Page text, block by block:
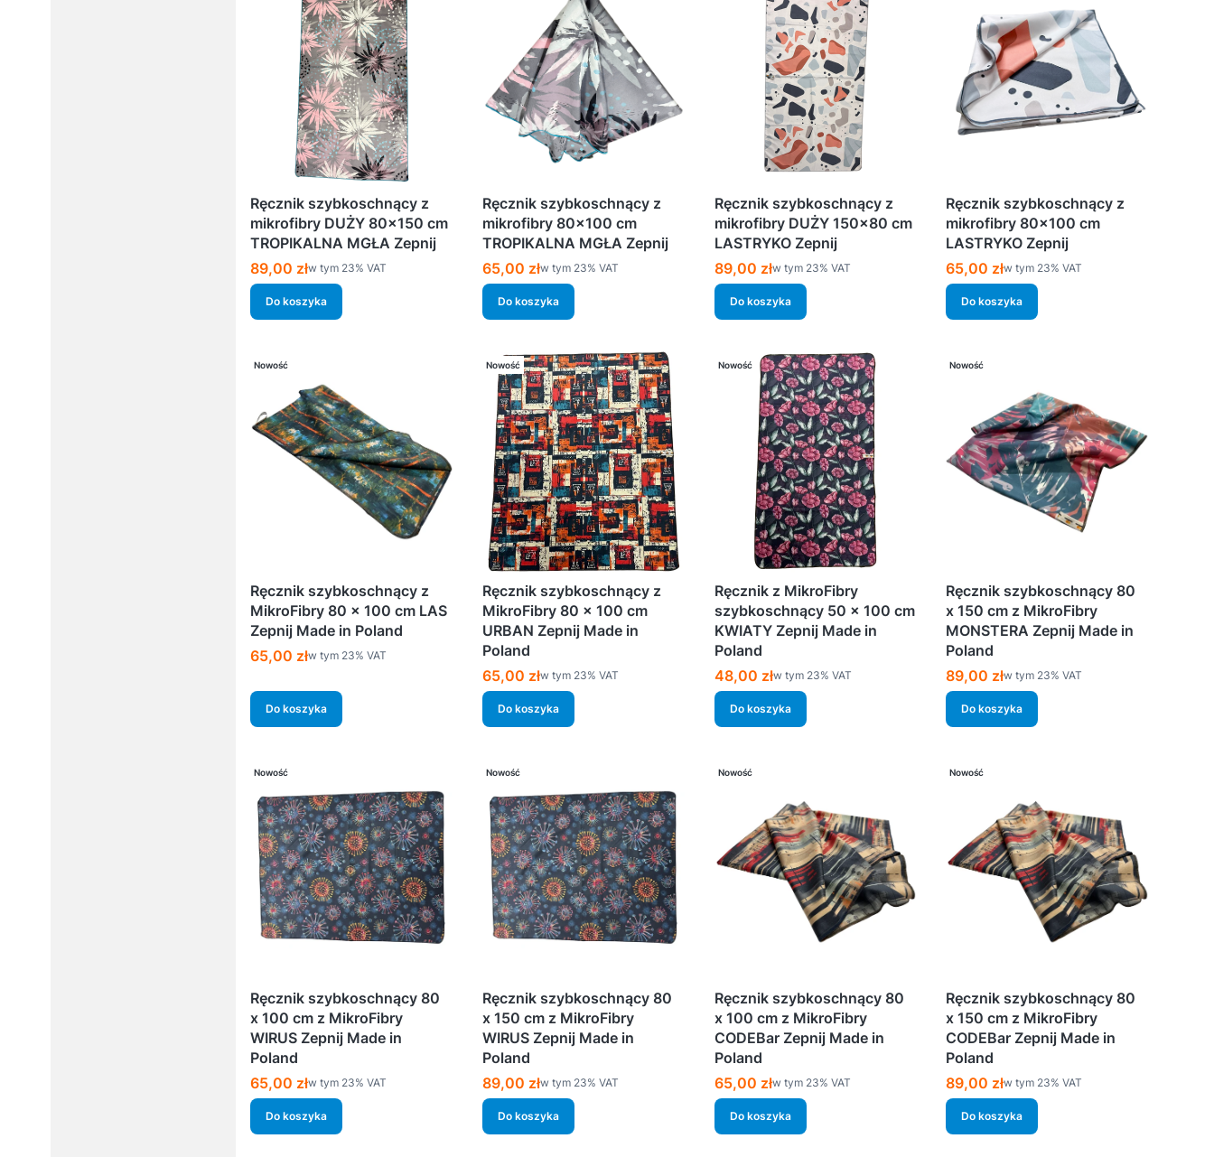
Ręcznik szybkoschnący z
mikrofibry DUŻY 80×150 cm
TROPIKALNA MGŁA Zepnij
Cena brutto
89,00 złw tym %s VAT
w tym 23% VAT
Do koszyka
Ręcznik szybkoschnący z
mikrofibry 80×100 cm
TROPIKALNA MGŁA Zepnij
Cena brutto
65,00 złw tym %s VAT
w tym 23% VAT
Do koszyka
Ręcznik szybkoschnący z
mikrofibry DUŻY 150×80 cm
LASTRYKO Zepnij
Cena brutto
89,00 złw tym %s VAT
w tym 23% VAT
Do koszyka
Ręcznik szybkoschnący z
mikrofibry 80×100 cm
LASTRYKO Zepnij
Cena brutto
65,00 złw tym %s VAT
w tym 23% VAT
Do koszyka
Nowość
Ręcznik szybkoschnący z
MikroFibry 80 x 100 cm LAS
Zepnij Made in Poland
Cena brutto
65,00 złw tym %s VAT
w tym 23% VAT
Do koszyka
Nowość
Ręcznik szybkoschnący z
MikroFibry 80 x 100 cm
URBAN Zepnij Made in
Poland
Cena brutto
65,00 złw tym %s VAT
w tym 23% VAT
Do koszyka
Nowość
Ręcznik z MikroFibry
szybkoschnący 50 x 100 cm
KWIATY Zepnij Made in
Poland
Cena brutto
48,00 złw tym %s VAT
w tym 23% VAT
Do koszyka
Nowość
Ręcznik szybkoschnący 80
x 150 cm z MikroFibry
MONSTERA Zepnij Made in
Poland
Cena brutto
89,00 złw tym %s VAT
w tym 23% VAT
Do koszyka
Nowość
Ręcznik szybkoschnący 80
x 100 cm z MikroFibry
WIRUS Zepnij Made in
Poland
Cena brutto
65,00 złw tym %s VAT
w tym 23% VAT
Do koszyka
Nowość
Ręcznik szybkoschnący 80
x 150 cm z MikroFibry
WIRUS Zepnij Made in
Poland
Cena brutto
89,00 złw tym %s VAT
w tym 23% VAT
Do koszyka
Nowość
Ręcznik szybkoschnący 80
x 100 cm z MikroFibry
CODEBar Zepnij Made in
Poland
Cena brutto
65,00 złw tym %s VAT
w tym 23% VAT
Do koszyka
Nowość
Ręcznik szybkoschnący 80
x 150 cm z MikroFibry
CODEBar Zepnij Made in
Poland
Cena brutto
89,00 złw tym %s VAT
w tym 23% VAT
Do koszyka